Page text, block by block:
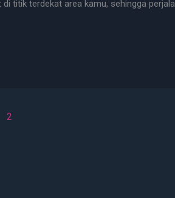
titik terdekat area kamu, sehingga
2